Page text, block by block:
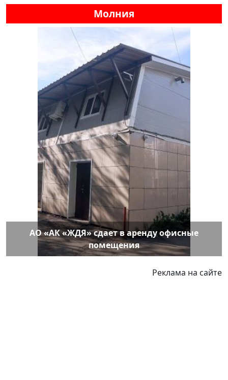
Молния
АО «АК «ЖДЯ» сдает в аренду офисные
помещения
Реклама на сайте